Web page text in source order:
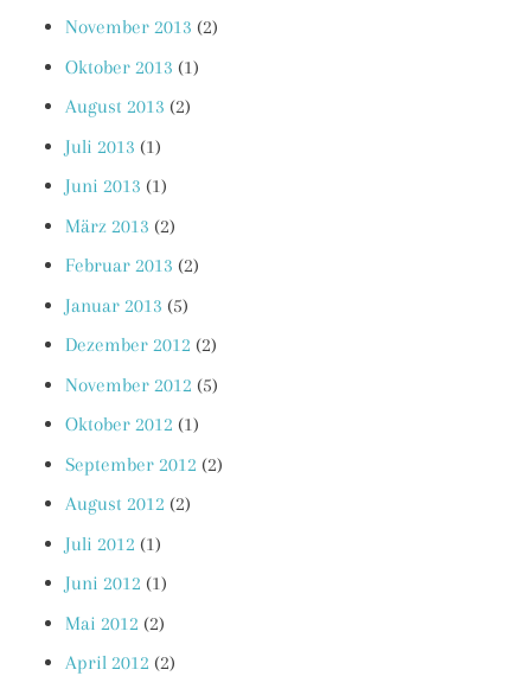
November 2013 (2)
Oktober 2013 (1)
August 2013 (2)
Juli 2013 (1)
Juni 2013 (1)
März 2013 (2)
Februar 2013 (2)
Januar 2013 (5)
Dezember 2012 (2)
November 2012 (5)
Oktober 2012 (1)
September 2012 (2)
August 2012 (2)
Juli 2012 (1)
Juni 2012 (1)
Mai 2012 (2)
April 2012 (2)